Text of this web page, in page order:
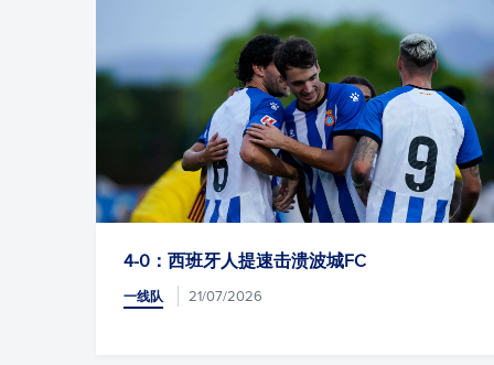
4-0：西班牙人提速击溃波城FC
21/07/2026